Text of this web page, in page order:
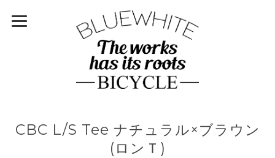
CBC L/S Tee ナチュラル×ブラウン
(ロンＴ)